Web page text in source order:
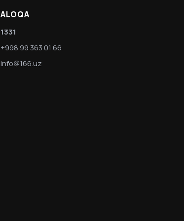
ALOQA
1331
+998 99 363 01 66
info@166.uz